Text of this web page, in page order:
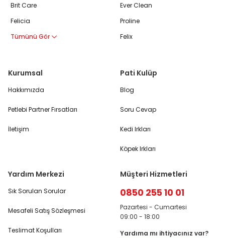
Brit Care
Felicia
Tümünü Gör
Ever Clean
Proline
Felix
Kurumsal
Hakkımızda
Petlebi Partner Fırsatları
İletişim
Pati Kulüp
Blog
Soru Cevap
Kedi Irkları
Köpek Irkları
Yardım Merkezi
Sık Sorulan Sorular
Mesafeli Satış Sözleşmesi
Teslimat Koşulları
Müşteri Hizmetleri
0850 255 10 01
Pazartesi - Cumartesi
09:00 - 18:00
Yardıma mı ihtiyacınız var?